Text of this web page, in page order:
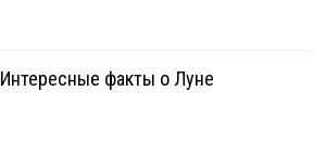
Интересные факты о Луне